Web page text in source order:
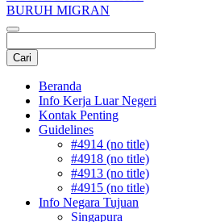
BURUH MIGRAN
Beranda
Info Kerja Luar Negeri
Kontak Penting
Guidelines
#4914 (no title)
#4918 (no title)
#4913 (no title)
#4915 (no title)
Info Negara Tujuan
Singapura